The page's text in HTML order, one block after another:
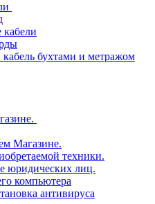
кабели
кабель бухтами и метражом
Магазине.
техники.
юридических лиц.
компьютера
антивируса